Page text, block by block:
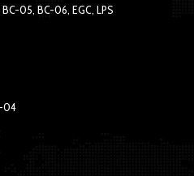
05, BC-06, EGC, LPS
04